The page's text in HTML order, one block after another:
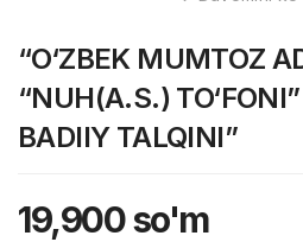
“O‘ZBEK MUMTOZ
“NUH(A.S.)
BADIIY TALQINI”
19,900so'm